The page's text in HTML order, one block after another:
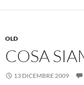
OLD
COSA
13 DICEMBRE 2009